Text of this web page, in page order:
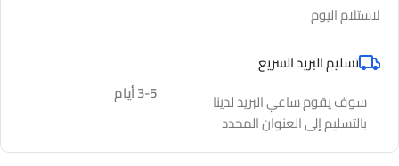
لاستلام اليوم
تسليم البريد السريع
سوف يقوم ساعي البريد لدينا
بالتسليم إلى العنوان المحدد
3-5 أيام